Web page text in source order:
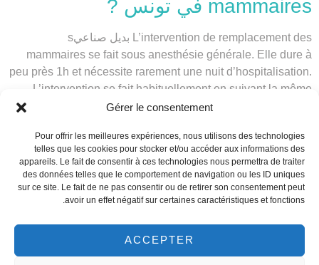
Gérer le consentement
Pour offrir les meilleures expériences, nous utilisons des technologies
telles que les cookies pour stocker et/ou accéder aux informations des
appareils. Le fait de consentir à ces technologies nous permettra de traiter
des données telles que le comportement de navigation ou les ID uniques
sur ce site. Le fait de ne pas consentir ou de retirer son consentement peut
avoir un effet négatif sur certaines caractéristiques et fonctions.
ACCEPTER
mammaires في تونس ?
L’intervention de
remplacement des بديل صناعيs
mammaires se fait sous anesthésie générale. Elle dure à
peu près 1h et nécessite rarement une nuit d’hospitalisation.
L’intervention se fait habituellement en suivant la même
incision de la première pose des بديل صناعيs.
Dans le cas d’une rupture de la paroi del’implant
mammaire, le chirurgien commence par nettoyer la cavité de
la بديل صناعي avant de passer à la mise en place des
nouveaux implants.
prothétique est enlevée avant de passer à la pose de la
.